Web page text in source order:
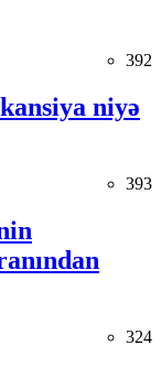
392
niyə
393
324